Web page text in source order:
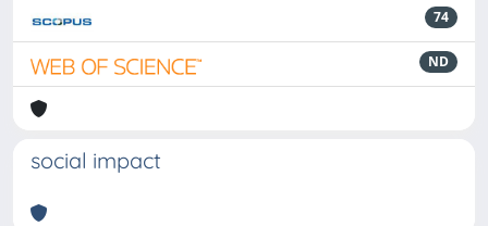
74
ND
social impact